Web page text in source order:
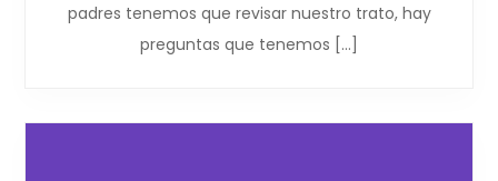
padres tenemos que revisar nuestro trato, hay
preguntas que tenemos […]